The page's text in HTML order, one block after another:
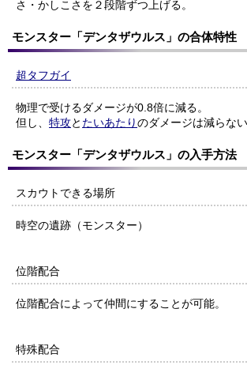
さ・かしこさを２段階ずつ上げる。
モンスター「デンタザウルス」の合体特性
超タフガイ
物理で受けるダメージが0.8倍に減る。
但し、 特攻と たいあたりのダメージは減らない
モンスター「デンタザウルス」の入手方法
スカウトできる場所
時空の遺跡（モンスター）
位階配合
位階配合によって仲間にすることが可能。
特殊配合